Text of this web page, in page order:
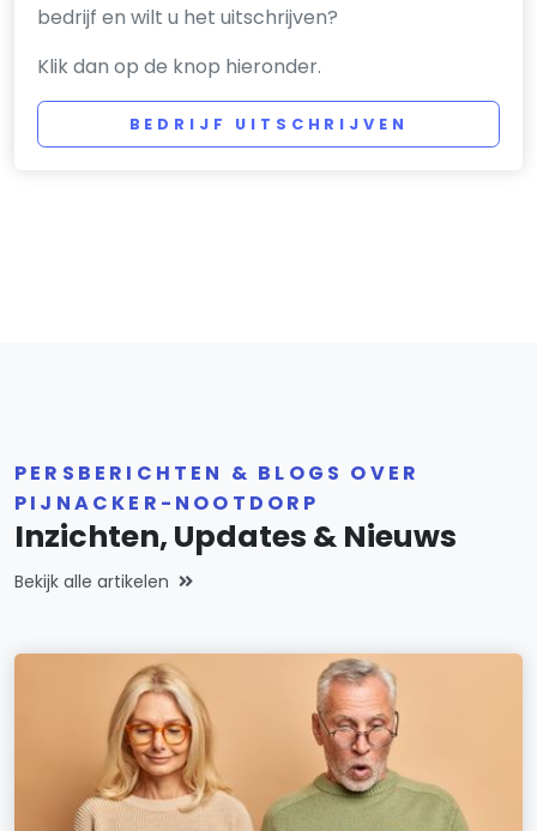
bedrijf en wilt u het uitschrijven?
Klik dan op de knop hieronder.
BEDRIJF UITSCHRIJVEN
PERSBERICHTEN & BLOGS OVER
PIJNACKER-NOOTDORP
Inzichten, Updates & Nieuws
Bekijk alle artikelen